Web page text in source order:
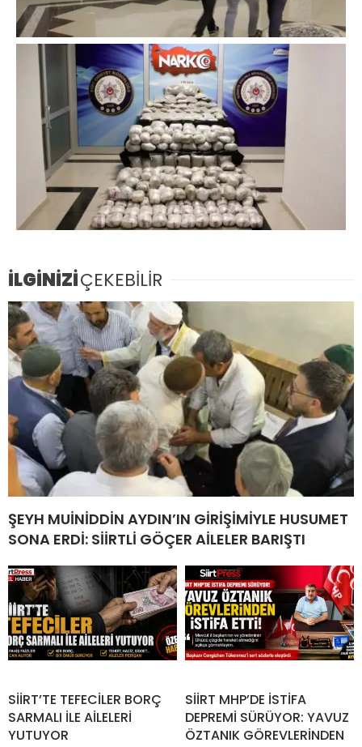
İLGİNİZİÇEKEBİLİR
ŞEYH MUİNİDDİN AYDIN’IN GİRİŞİMİYLE HUSUMET
SONA ERDİ: SİİRTLİ GÖÇER AİLELER BARIŞTI
SİİRT’TE TEFECİLER BORÇ
SARMALI İLE AİLELERİ
YUTUYOR
SİİRT MHP’DE İSTİFA
DEPREMİ SÜRÜYOR: YAVUZ
ÖZTANIK GÖREVLERİNDEN